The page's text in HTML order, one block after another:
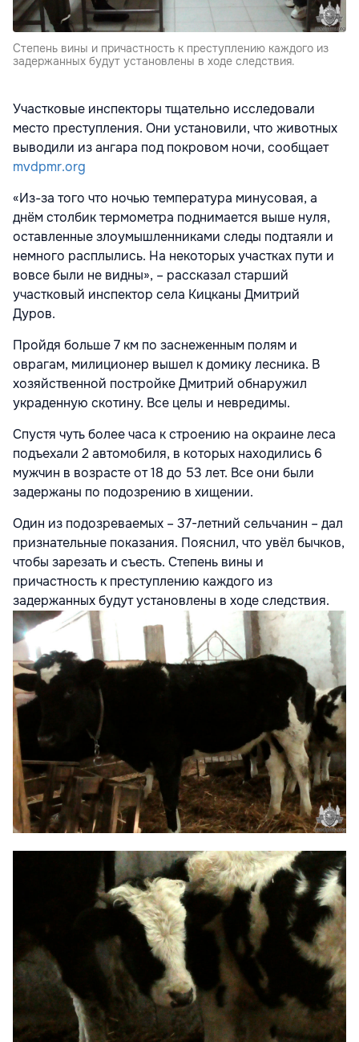
Степень вины и причастность к преступлению каждого из
задержанных будут установлены в ходе следствия.
Участковые инспекторы тщательно исследовали
место преступления. Они установили, что животных
выводили из ангара под покровом ночи, сообщает
mvdpmr.org
«Из-за того что ночью температура минусовая, а
днём столбик термометра поднимается выше нуля,
оставленные злоумышленниками следы подтаяли и
немного расплылись. На некоторых участках пути и
вовсе были не видны», – рассказал старший
участковый инспектор села Кицканы Дмитрий
Дуров.
Пройдя больше 7 км по заснеженным полям и
оврагам, милиционер вышел к домику лесника. В
хозяйственной постройке Дмитрий обнаружил
украденную скотину. Все целы и невредимы.
Спустя чуть более часа к строению на окраине леса
подъехали 2 автомобиля, в которых находились 6
мужчин в возрасте от 18 до 53 лет. Все они были
задержаны по подозрению в хищении.
Один из подозреваемых – 37-летний сельчанин – дал
признательные показания. Пояснил, что увёл бычков,
чтобы зарезать и съесть. Степень вины и
причастность к преступлению каждого из
задержанных будут установлены в ходе следствия.